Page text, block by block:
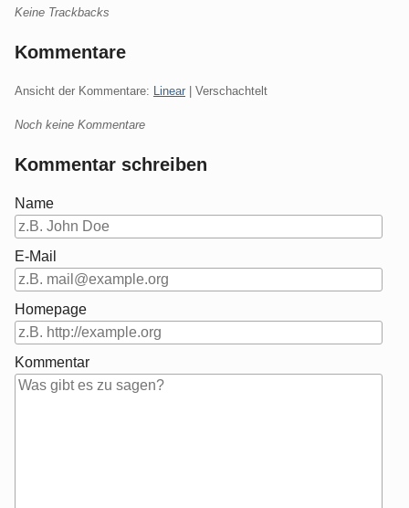
Keine Trackbacks
Kommentare
Ansicht der Kommentare: Linear | Verschachtelt
Noch keine Kommentare
Kommentar schreiben
Name
E-Mail
Homepage
Kommentar